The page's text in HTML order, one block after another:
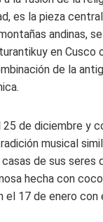
es la pieza
andinas,
en Cusco
de la
de diciembre y
musical
de sus seres
hecha con
17 de enero con